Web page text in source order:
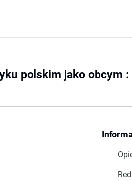
polskim jako obcym